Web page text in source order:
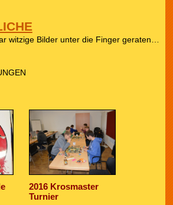
witzige Bilder unter die Finger geraten…
2016 Krosmaster
Turnier